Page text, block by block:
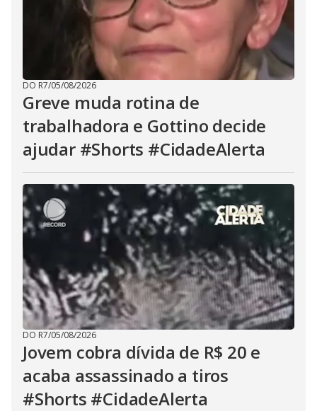
DO R7/05/08/2026
Greve muda rotina de
trabalhadora e Gottino decide
ajudar #Shorts #CidadeAlerta
DO R7/05/08/2026
Jovem cobra dívida de R$ 20 e
acaba assassinado a tiros
#Shorts #CidadeAlerta